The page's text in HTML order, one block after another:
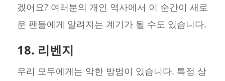
겠어요? 여러분의 개인 역사에서 이 순간이 새로
운 팬들에게 알려지는 계기가 될 수도 있습니다.
18. 리벤지
우리 모두에게는 악한 방법이 있습니다. 특정 상